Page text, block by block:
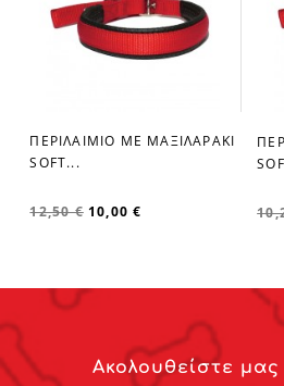
favorite_border
ΠΕΡΙΛΑΙΜΙΟ ΜΕ ΜΑΞΙΛΑΡΑΚΙ
SOFT...
12,50 € 10,00 €
Ακολουθείστε